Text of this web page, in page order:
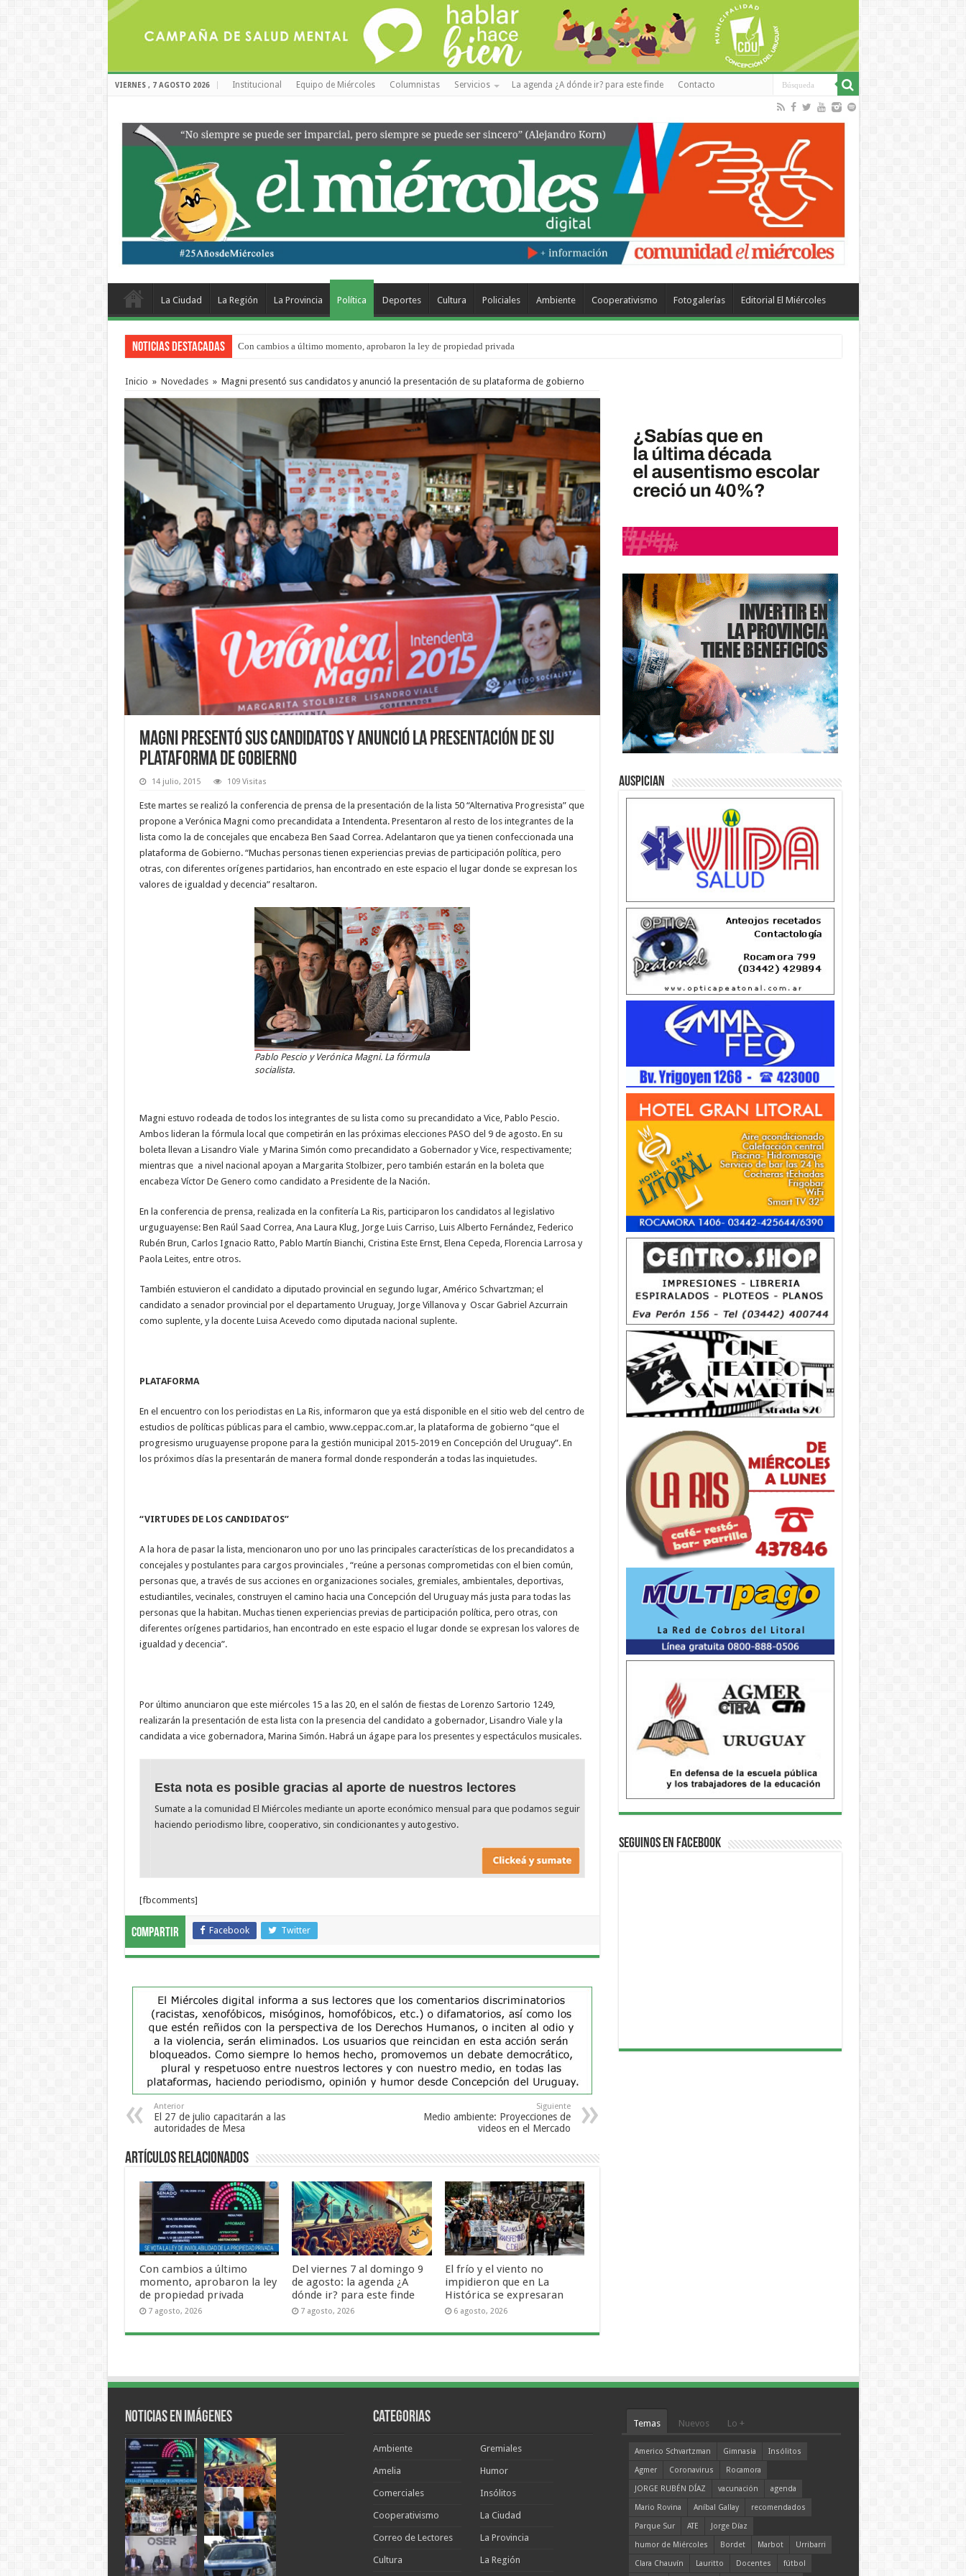
VIERNES , 7 AGOSTO 2026 Institucional Equipo de Miércoles Columnistas Servicios La agenda ¿A dónde ir? para este finde Contacto
La Ciudad La Región La Provincia Política Deportes Cultura Policiales Ambiente Cooperativismo Fotogalerías Editorial El Miércoles
Noticias Destacadas Con cambios a último momento, aprobaron la ley de propiedad privada
Del viernes 7 al domingo 9 de agosto: la agenda ¿A dónde ir? para este finde
Inicio » Novedades » Magni presentó sus candidatos y anunció la presentación de su plataforma de gobierno
Magni presentó sus candidatos y anunció la presentación de su
plataforma de gobierno
14 julio, 2015 109 Visitas
Este martes se realizó la conferencia de prensa de la presentación de la lista 50 “Alternativa Progresista” que
propone a Verónica Magni como precandidata a Intendenta. Presentaron al resto de los integrantes de la
lista como la de concejales que encabeza Ben Saad Correa. Adelantaron que ya tienen confeccionada una
plataforma de Gobierno. “Muchas personas tienen experiencias previas de participación política, pero
otras, con diferentes orígenes partidarios, han encontrado en este espacio el lugar donde se expresan los
valores de igualdad y decencia” resaltaron.
Pablo Pescio y Verónica Magni. La fórmula
socialista.
Magni estuvo rodeada de todos los integrantes de su lista como su precandidato a Vice, Pablo Pescio.
Ambos lideran la fórmula local que competirán en las próximas elecciones PASO del 9 de agosto. En su
boleta llevan a Lisandro Viale y Marina Simón como precandidato a Gobernador y Vice, respectivamente;
mientras que a nivel nacional apoyan a Margarita Stolbizer, pero también estarán en la boleta que
encabeza Víctor De Genero como candidato a Presidente de la Nación.
En la conferencia de prensa, realizada en la confitería La Ris, participaron los candidatos al legislativo
urguguayense: Ben Raúl Saad Correa, Ana Laura Klug, Jorge Luis Carriso, Luis Alberto Fernández, Federico
Rubén Brun, Carlos Ignacio Ratto, Pablo Martín Bianchi, Cristina Este Ernst, Elena Cepeda, Florencia Larrosa y
Paola Leites, entre otros.
También estuvieron el candidato a diputado provincial en segundo lugar, Américo Schvartzman; el
candidato a senador provincial por el departamento Uruguay, Jorge Villanova y Oscar Gabriel Azcurrain
como suplente, y la docente Luisa Acevedo como diputada nacional suplente.
PLATAFORMA
En el encuentro con los periodistas en La Ris, informaron que ya está disponible en el sitio web del centro de
estudios de políticas públicas para el cambio, www.ceppac.com.ar, la plataforma de gobierno “que el
progresismo uruguayense propone para la gestión municipal 2015-2019 en Concepción del Uruguay”. En
los próximos días la presentarán de manera formal donde responderán a todas las inquietudes.
“VIRTUDES DE LOS CANDIDATOS”
A la hora de pasar la lista, mencionaron uno por uno las principales características de los precandidatos a
concejales y postulantes para cargos provinciales , “reúne a personas comprometidas con el bien común,
personas que, a través de sus acciones en organizaciones sociales, gremiales, ambientales, deportivas,
estudiantiles, vecinales, construyen el camino hacia una Concepción del Uruguay más justa para todas las
personas que la habitan. Muchas tienen experiencias previas de participación política, pero otras, con
diferentes orígenes partidarios, han encontrado en este espacio el lugar donde se expresan los valores de
igualdad y decencia”.
Por último anunciaron que este miércoles 15 a las 20, en el salón de fiestas de Lorenzo Sartorio 1249,
realizarán la presentación de esta lista con la presencia del candidato a gobernador, Lisandro Viale y la
candidata a vice gobernadora, Marina Simón. Habrá un ágape para los presentes y espectáculos musicales.
Esta nota es posible gracias al aporte de nuestros lectores
Sumate a la comunidad El Miércoles mediante un aporte económico mensual para que podamos seguir
haciendo periodismo libre, cooperativo, sin condicionantes y autogestivo.
[fbcomments]
Compartir Facebook Twitter
Anterior
El 27 de julio capacitarán a las
autoridades de Mesa
Siguiente
Medio ambiente: Proyecciones de
videos en el Mercado
Artículos Relacionados
Con cambios a último
momento, aprobaron la ley
de propiedad privada
7 agosto, 2026
Del viernes 7 al domingo 9
de agosto: la agenda ¿A
dónde ir? para este finde
7 agosto, 2026
El frío y el viento no
impidieron que en La
Histórica se expresaran
6 agosto, 2026
Auspician
Seguinos en Facebook
Noticias en Imágenes Categorias
Ambiente
Amelia
Comerciales
Cooperativismo
Correo de Lectores
Cultura
Gremiales
Humor
Insólitos
La Ciudad
La Provincia
La Región
Temas Nuevos Lo +
Americo Schvartzman Gimnasia
Insólitos
Agmer
Coronavirus
Rocamora
JORGE RUBÉN DÍAZ
vacunación
agenda
Mario Rovina
Aníbal Gallay
recomendados
Parque Sur
ATE
Jorge Díaz
humor de Miércoles
Bordet Marbot
Urribarri
Clara Chauvín
Lauritto Docentes fútbol